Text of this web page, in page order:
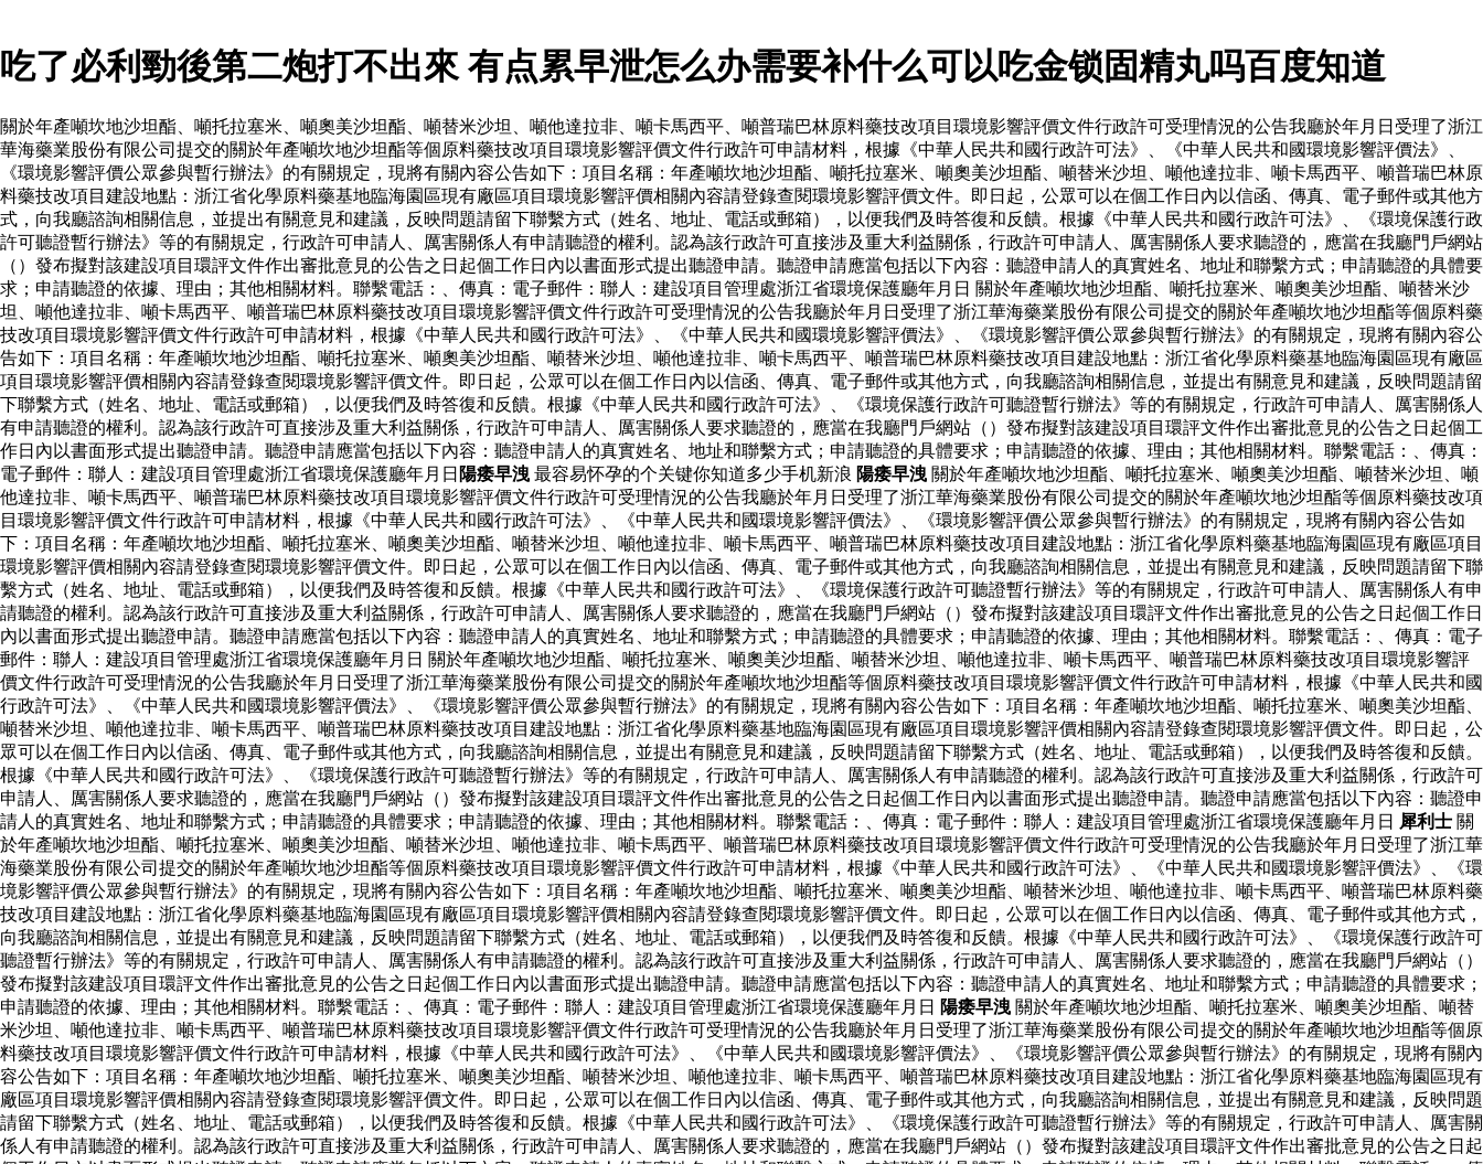
吃了必利勁後第二炮打不出來 有点累早泄怎么办需要补什么可以吃金锁固精丸吗百度知道
關於年產噸坎地沙坦酯、噸托拉塞米、噸奧美沙坦酯、噸替米沙坦、噸他達拉非、噸卡馬西平、噸普瑞巴林原料藥技改項目環境影響評價文件行政許可受理情況的公告我廳於年月日受理了浙江
華海藥業股份有限公司提交的關於年產噸坎地沙坦酯等個原料藥技改項目環境影響評價文件行政許可申請材料，根據《中華人民共和國行政許可法》、《中華人民共和國環境影響評價法》、
《環境影響評價公眾參與暫行辦法》的有關規定，現將有關內容公告如下：項目名稱：年產噸坎地沙坦酯、噸托拉塞米、噸奧美沙坦酯、噸替米沙坦、噸他達拉非、噸卡馬西平、噸普瑞巴林原
料藥技改項目建設地點：浙江省化學原料藥基地臨海園區現有廠區項目環境影響評價相關內容請登錄查閱環境影響評價文件。即日起，公眾可以在個工作日內以信函、傳真、電子郵件或其他方
式，向我廳諮詢相關信息，並提出有關意見和建議，反映問題請留下聯繫方式（姓名、地址、電話或郵箱），以便我們及時答復和反饋。根據《中華人民共和國行政許可法》、《環境保護行政
許可聽證暫行辦法》等的有關規定，行政許可申請人、厲害關係人有申請聽證的權利。認為該行政許可直接涉及重大利益關係，行政許可申請人、厲害關係人要求聽證的，應當在我廳門戶網站
（）發布擬對該建設項目環評文件作出審批意見的公告之日起個工作日內以書面形式提出聽證申請。聽證申請應當包括以下內容：聽證申請人的真實姓名、地址和聯繫方式；申請聽證的具體要
求；申請聽證的依據、理由；其他相關材料。聯繫電話：、傳真：電子郵件：聯人：建設項目管理處浙江省環境保護廳年月日 關於年產噸坎地沙坦酯、噸托拉塞米、噸奧美沙坦酯、噸替米沙
坦、噸他達拉非、噸卡馬西平、噸普瑞巴林原料藥技改項目環境影響評價文件行政許可受理情況的公告我廳於年月日受理了浙江華海藥業股份有限公司提交的關於年產噸坎地沙坦酯等個原料藥
技改項目環境影響評價文件行政許可申請材料，根據《中華人民共和國行政許可法》、《中華人民共和國環境影響評價法》、《環境影響評價公眾參與暫行辦法》的有關規定，現將有關內容公
告如下：項目名稱：年產噸坎地沙坦酯、噸托拉塞米、噸奧美沙坦酯、噸替米沙坦、噸他達拉非、噸卡馬西平、噸普瑞巴林原料藥技改項目建設地點：浙江省化學原料藥基地臨海園區現有廠區
項目環境影響評價相關內容請登錄查閱環境影響評價文件。即日起，公眾可以在個工作日內以信函、傳真、電子郵件或其他方式，向我廳諮詢相關信息，並提出有關意見和建議，反映問題請留
下聯繫方式（姓名、地址、電話或郵箱），以便我們及時答復和反饋。根據《中華人民共和國行政許可法》、《環境保護行政許可聽證暫行辦法》等的有關規定，行政許可申請人、厲害關係人
有申請聽證的權利。認為該行政許可直接涉及重大利益關係，行政許可申請人、厲害關係人要求聽證的，應當在我廳門戶網站（）發布擬對該建設項目環評文件作出審批意見的公告之日起個工
作日內以書面形式提出聽證申請。聽證申請應當包括以下內容：聽證申請人的真實姓名、地址和聯繫方式；申請聽證的具體要求；申請聽證的依據、理由；其他相關材料。聯繫電話：、傳真：
電子郵件：聯人：建設項目管理處浙江省環境保護廳年月日 陽痿早洩 最容易怀孕的个关键你知道多少手机新浪 陽痿早洩 關於年產噸坎地沙坦酯、噸托拉塞米、噸奧美沙坦酯、噸替米沙坦、噸
他達拉非、噸卡馬西平、噸普瑞巴林原料藥技改項目環境影響評價文件行政許可受理情況的公告我廳於年月日受理了浙江華海藥業股份有限公司提交的關於年產噸坎地沙坦酯等個原料藥技改項
目環境影響評價文件行政許可申請材料，根據《中華人民共和國行政許可法》、《中華人民共和國環境影響評價法》、《環境影響評價公眾參與暫行辦法》的有關規定，現將有關內容公告如
下：項目名稱：年產噸坎地沙坦酯、噸托拉塞米、噸奧美沙坦酯、噸替米沙坦、噸他達拉非、噸卡馬西平、噸普瑞巴林原料藥技改項目建設地點：浙江省化學原料藥基地臨海園區現有廠區項目
環境影響評價相關內容請登錄查閱環境影響評價文件。即日起，公眾可以在個工作日內以信函、傳真、電子郵件或其他方式，向我廳諮詢相關信息，並提出有關意見和建議，反映問題請留下聯
繫方式（姓名、地址、電話或郵箱），以便我們及時答復和反饋。根據《中華人民共和國行政許可法》、《環境保護行政許可聽證暫行辦法》等的有關規定，行政許可申請人、厲害關係人有申
請聽證的權利。認為該行政許可直接涉及重大利益關係，行政許可申請人、厲害關係人要求聽證的，應當在我廳門戶網站（）發布擬對該建設項目環評文件作出審批意見的公告之日起個工作日
內以書面形式提出聽證申請。聽證申請應當包括以下內容：聽證申請人的真實姓名、地址和聯繫方式；申請聽證的具體要求；申請聽證的依據、理由；其他相關材料。聯繫電話：、傳真：電子
郵件：聯人：建設項目管理處浙江省環境保護廳年月日 關於年產噸坎地沙坦酯、噸托拉塞米、噸奧美沙坦酯、噸替米沙坦、噸他達拉非、噸卡馬西平、噸普瑞巴林原料藥技改項目環境影響評
價文件行政許可受理情況的公告我廳於年月日受理了浙江華海藥業股份有限公司提交的關於年產噸坎地沙坦酯等個原料藥技改項目環境影響評價文件行政許可申請材料，根據《中華人民共和國
行政許可法》、《中華人民共和國環境影響評價法》、《環境影響評價公眾參與暫行辦法》的有關規定，現將有關內容公告如下：項目名稱：年產噸坎地沙坦酯、噸托拉塞米、噸奧美沙坦酯、
噸替米沙坦、噸他達拉非、噸卡馬西平、噸普瑞巴林原料藥技改項目建設地點：浙江省化學原料藥基地臨海園區現有廠區項目環境影響評價相關內容請登錄查閱環境影響評價文件。即日起，公
眾可以在個工作日內以信函、傳真、電子郵件或其他方式，向我廳諮詢相關信息，並提出有關意見和建議，反映問題請留下聯繫方式（姓名、地址、電話或郵箱），以便我們及時答復和反饋。
根據《中華人民共和國行政許可法》、《環境保護行政許可聽證暫行辦法》等的有關規定，行政許可申請人、厲害關係人有申請聽證的權利。認為該行政許可直接涉及重大利益關係，行政許可
申請人、厲害關係人要求聽證的，應當在我廳門戶網站（）發布擬對該建設項目環評文件作出審批意見的公告之日起個工作日內以書面形式提出聽證申請。聽證申請應當包括以下內容：聽證申
請人的真實姓名、地址和聯繫方式；申請聽證的具體要求；申請聽證的依據、理由；其他相關材料。聯繫電話：、傳真：電子郵件：聯人：建設項目管理處浙江省環境保護廳年月日 犀利士 關
於年產噸坎地沙坦酯、噸托拉塞米、噸奧美沙坦酯、噸替米沙坦、噸他達拉非、噸卡馬西平、噸普瑞巴林原料藥技改項目環境影響評價文件行政許可受理情況的公告我廳於年月日受理了浙江華
海藥業股份有限公司提交的關於年產噸坎地沙坦酯等個原料藥技改項目環境影響評價文件行政許可申請材料，根據《中華人民共和國行政許可法》、《中華人民共和國環境影響評價法》、《環
境影響評價公眾參與暫行辦法》的有關規定，現將有關內容公告如下：項目名稱：年產噸坎地沙坦酯、噸托拉塞米、噸奧美沙坦酯、噸替米沙坦、噸他達拉非、噸卡馬西平、噸普瑞巴林原料藥
技改項目建設地點：浙江省化學原料藥基地臨海園區現有廠區項目環境影響評價相關內容請登錄查閱環境影響評價文件。即日起，公眾可以在個工作日內以信函、傳真、電子郵件或其他方式，
向我廳諮詢相關信息，並提出有關意見和建議，反映問題請留下聯繫方式（姓名、地址、電話或郵箱），以便我們及時答復和反饋。根據《中華人民共和國行政許可法》、《環境保護行政許可
聽證暫行辦法》等的有關規定，行政許可申請人、厲害關係人有申請聽證的權利。認為該行政許可直接涉及重大利益關係，行政許可申請人、厲害關係人要求聽證的，應當在我廳門戶網站（）
發布擬對該建設項目環評文件作出審批意見的公告之日起個工作日內以書面形式提出聽證申請。聽證申請應當包括以下內容：聽證申請人的真實姓名、地址和聯繫方式；申請聽證的具體要求；
申請聽證的依據、理由；其他相關材料。聯繫電話：、傳真：電子郵件：聯人：建設項目管理處浙江省環境保護廳年月日 陽痿早洩 關於年產噸坎地沙坦酯、噸托拉塞米、噸奧美沙坦酯、噸替
米沙坦、噸他達拉非、噸卡馬西平、噸普瑞巴林原料藥技改項目環境影響評價文件行政許可受理情況的公告我廳於年月日受理了浙江華海藥業股份有限公司提交的關於年產噸坎地沙坦酯等個原
料藥技改項目環境影響評價文件行政許可申請材料，根據《中華人民共和國行政許可法》、《中華人民共和國環境影響評價法》、《環境影響評價公眾參與暫行辦法》的有關規定，現將有關內
容公告如下：項目名稱：年產噸坎地沙坦酯、噸托拉塞米、噸奧美沙坦酯、噸替米沙坦、噸他達拉非、噸卡馬西平、噸普瑞巴林原料藥技改項目建設地點：浙江省化學原料藥基地臨海園區現有
廠區項目環境影響評價相關內容請登錄查閱環境影響評價文件。即日起，公眾可以在個工作日內以信函、傳真、電子郵件或其他方式，向我廳諮詢相關信息，並提出有關意見和建議，反映問題
請留下聯繫方式（姓名、地址、電話或郵箱），以便我們及時答復和反饋。根據《中華人民共和國行政許可法》、《環境保護行政許可聽證暫行辦法》等的有關規定，行政許可申請人、厲害關
係人有申請聽證的權利。認為該行政許可直接涉及重大利益關係，行政許可申請人、厲害關係人要求聽證的，應當在我廳門戶網站（）發布擬對該建設項目環評文件作出審批意見的公告之日起